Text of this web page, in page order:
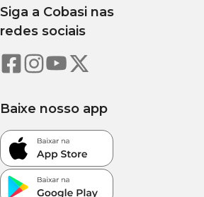
Siga a Cobasi nas
redes sociais
Baixe nosso app